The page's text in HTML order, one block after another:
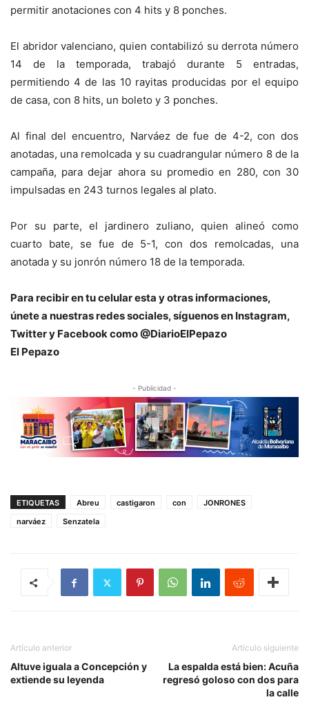
permitir anotaciones con 4 hits y 8 ponches.
El abridor valenciano, quien contabilizó su derrota número
14 de la temporada, trabajó durante 5 entradas,
permitiendo 4 de las 10 rayitas producidas por el equipo
de casa, con 8 hits, un boleto y 3 ponches.
Al final del encuentro, Narváez de fue de 4-2, con dos
anotadas, una remolcada y su cuadrangular número 8 de la
campaña, para dejar ahora su promedio en 280, con 30
impulsadas en 243 turnos legales al plato.
Por su parte, el jardinero zuliano, quien alineó como
cuarto bate, se fue de 5-1, con dos remolcadas, una
anotada y su jonrón número 18 de la temporada.
Para recibir en tu celular esta y otras informaciones,
únete a nuestras redes sociales, síguenos en Instagram,
Twitter y Facebook como @DiarioElPepazo
El Pepazo
- Publicidad -
ETIQUETAS Abreu castigaron con
JONRONES
narváez
Senzatela
Artículo anterior
Altuve iguala a Concepción y
extiende su leyenda
Artículo siguiente
La espalda está bien: Acuña
regresó goloso con dos para
la calle